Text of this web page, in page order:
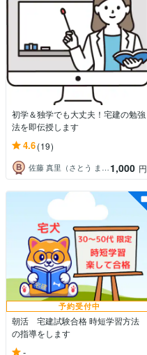
初学＆独学でも大丈夫！宅建の勉強
法を即伝授します
4.6(19)
佐藤 真里（さとう まり）1,000 円
予約受付中
朝活 宅建試験合格 時短学習方法
の指導をします
-